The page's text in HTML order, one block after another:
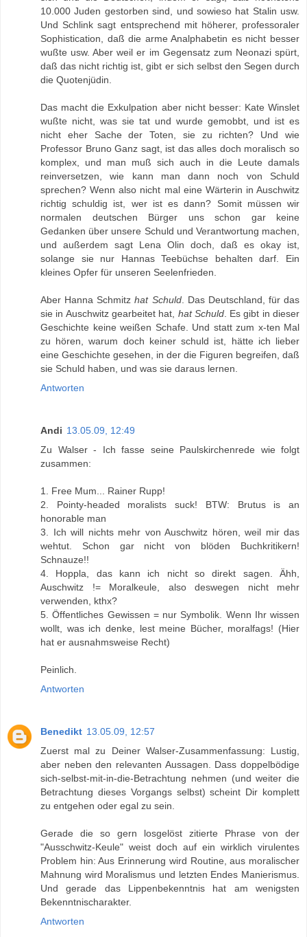
10.000 Juden gestorben sind, und sowieso hat Stalin usw.
Und Schlink sagt entsprechend mit höherer, professoraler
Sophistication, daß die arme Analphabetin es nicht besser
wußte usw. Aber weil er im Gegensatz zum Neonazi spürt,
daß das nicht richtig ist, gibt er sich selbst den Segen durch
die Quotenjüdin.
Das macht die Exkulpation aber nicht besser: Kate Winslet
wußte nicht, was sie tat und wurde gemobbt, und ist es
nicht eher Sache der Toten, sie zu richten? Und wie
Professor Bruno Ganz sagt, ist das alles doch moralisch so
komplex, und man muß sich auch in die Leute damals
reinversetzen, wie kann man dann noch von Schuld
sprechen? Wenn also nicht mal eine Wärterin in Auschwitz
richtig schuldig ist, wer ist es dann? Somit müssen wir
normalen deutschen Bürger uns schon gar keine
Gedanken über unsere Schuld und Verantwortung machen,
und außerdem sagt Lena Olin doch, daß es okay ist,
solange sie nur Hannas Teebüchse behalten darf. Ein
kleines Opfer für unseren Seelenfrieden.
Aber Hanna Schmitzhat Schuld. Das Deutschland, für das
sie in Auschwitz gearbeitet hat, hat Schuld. Es gibt in dieser
Geschichte keine weißen Schafe. Und statt zum x-ten Mal
zu hören, warum doch keiner schuld ist, hätte ich lieber
eine Geschichte gesehen, in der die Figuren begreifen, daß
sie Schuld haben, und was sie daraus lernen.
Antworten
Andi 13.05.09, 12:49
Zu Walser - Ich fasse seine Paulskirchenrede wie folgt
zusammen:
1. Free Mum... Rainer Rupp!
2. Pointy-headed moralists suck! BTW: Brutus is an
honorable man
3. Ich will nichts mehr von Auschwitz hören, weil mir das
wehtut. Schon gar nicht von blöden Buchkritikern!
Schnauze!!
4. Hoppla, das kann ich nicht so direkt sagen. Ähh,
Auschwitz != Moralkeule, also deswegen nicht mehr
verwenden, kthx?
5. Öffentliches Gewissen = nur Symbolik. Wenn Ihr wissen
wollt, was ich denke, lest meine Bücher, moralfags! (Hier
hat er ausnahmsweise Recht)
Peinlich.
Antworten
Benedikt 13.05.09, 12:57
Zuerst mal zu Deiner Walser-Zusammenfassung: Lustig,
aber neben den relevanten Aussagen. Dass doppelbödige
sich-selbst-mit-in-die-Betrachtung nehmen (und weiter die
Betrachtung dieses Vorgangs selbst) scheint Dir komplett
zu entgehen oder egal zu sein.
Gerade die so gern losgelöst zitierte Phrase von der
"Ausschwitz-Keule" weist doch auf ein wirklich virulentes
Problem hin: Aus Erinnerung wird Routine, aus moralischer
Mahnung wird Moralismus und letzten Endes Manierismus.
Und gerade das Lippenbekenntnis hat am wenigsten
Bekenntnischarakter.
Antworten